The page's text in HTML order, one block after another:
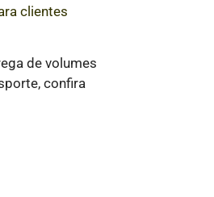
clientes
de volumes
confira